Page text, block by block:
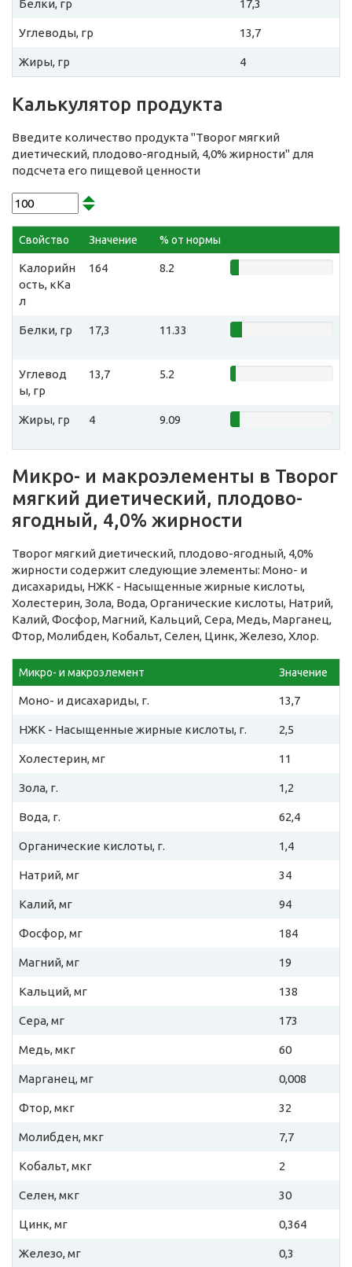
Белки, гр 17,3
Углеводы, гр 13,7
Жиры, гр 4
Калькулятор продукта
Введите количество продукта "Творог мягкий
диетический, плодово-ягодный, 4,0% жирности" для
подсчета его пищевой ценности
Свойство Значение % от нормы
Калорийн
ость, кКа
л
164 8.2
Белки, гр 17,3 11.33
Углевод
ы, гр
13,7 5.2
Жиры, гр 4 9.09
Микро- и макроэлементы в Творог
мягкий диетический, плодово-
ягодный, 4,0% жирности
Творог мягкий диетический, плодово-ягодный, 4,0%
жирности содержит следующие элементы: Моно- и
дисахариды, НЖК - Насыщенные жирные кислоты,
Холестерин, Зола, Вода, Органические кислоты, Натрий,
Калий, Фосфор, Магний, Кальций, Сера, Медь, Марганец,
Фтор, Молибден, Кобальт, Селен, Цинк, Железо, Хлор.
Микро- и макроэлемент Значение
Моно- и дисахариды, г. 13,7
НЖК - Насыщенные жирные кислоты, г. 2,5
Холестерин, мг 11
Зола, г. 1,2
Вода, г. 62,4
Органические кислоты, г. 1,4
Натрий, мг 34
Калий, мг 94
Фосфор, мг 184
Магний, мг 19
Кальций, мг 138
Сера, мг 173
Медь, мкг 60
Марганец, мг 0,008
Фтор, мкг 32
Молибден, мкг 7,7
Кобальт, мкг 2
Селен, мкг 30
Цинк, мг 0,364
Железо, мг 0,3